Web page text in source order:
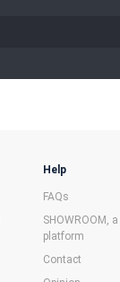
Help
FAQs
SHOWROOM,
platform
Contact